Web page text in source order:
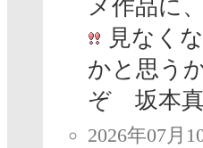
メ作品に
見なく
かと思う
ぞ 坂本
2026年07月